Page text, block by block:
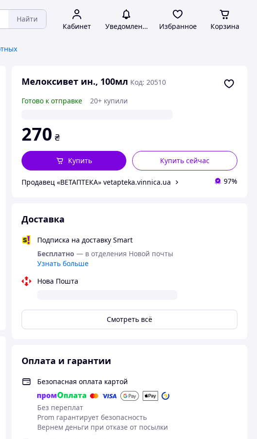
Найти
Кабинет Уведомления Избранное Корзина
Мелоксивет ин., 100мл Код: 20510
Готово к отправке
20+ купили
270 ₴
Купить сейчас
Купить
Продавец «ВЕТАПТЕКА» vetapteka.vinnica.ua 97%
Доставка
Подписка на доставку Smart
Бесплатно — в отделения Новой почты
Узнать больше
Нова Пошта
Смотреть всё
Оплата и гарантии
Безопасная оплата картой
Без переплат
Prom гарантирует безопасность
Вернем деньги при отказе от посылки